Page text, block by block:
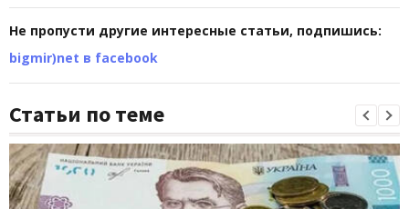
Не пропусти другие интересные статьи, подпишись:
bigmir)net в facebook
Статьи по теме